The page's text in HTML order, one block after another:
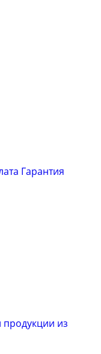
Гарантия